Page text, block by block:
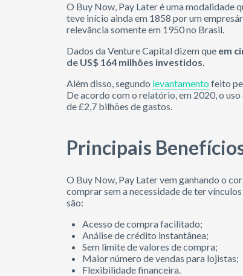
O Buy Now, Pay Later é uma modalidade
teve início ainda em 1858 por um
relevância somente em 1950 no Brasil.
Dados da Venture Capital dizem que em
de US$ 164 milhões investidos.
Além disso, segundo levantamento feito
De acordo com o relatório, em 2020, o
de £2,7 bilhões de gastos.
Principais
O Buy Now, Pay Later vem ganhando o
comprar sem a necessidade de ter
são:
Acesso de compra facilitado;
Análise de crédito instantânea;
Sem limite de valores de compra;
Maior número de vendas para lojistas;
Flexibilidade financeira.